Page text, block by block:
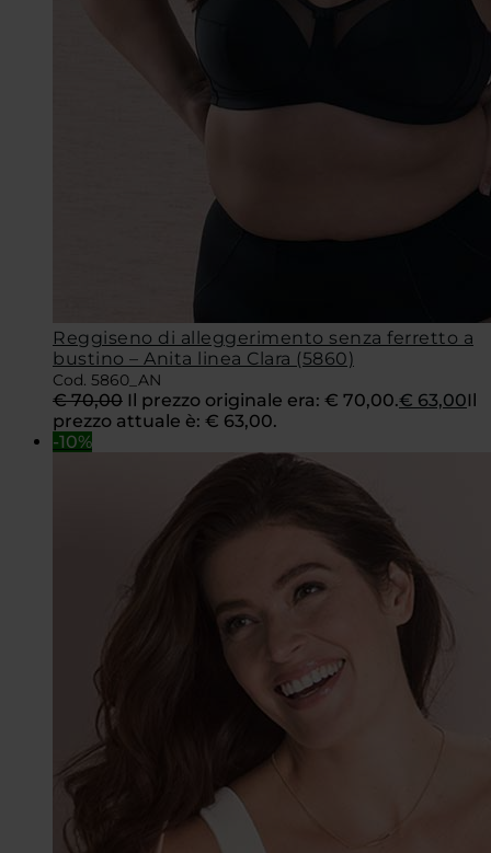
Reggiseno di alleggerimento senza ferretto a
bustino – Anita linea Clara (5860)
Cod. 5860_AN
€70,00 Il prezzo originale era: € 70,00.€ 63,00Il
prezzo attuale è: € 63,00.
-10%